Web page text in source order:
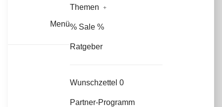
Menü
Themen
% Sale %
Ratgeber
Wunschzettel 0
Partner-Programm